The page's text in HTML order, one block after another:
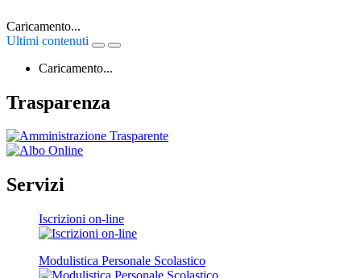
Caricamento...
Ultimi contenuti
Caricamento...
Trasparenza
Servizi
Iscrizioni on-line
Modulistica Personale Scolastico